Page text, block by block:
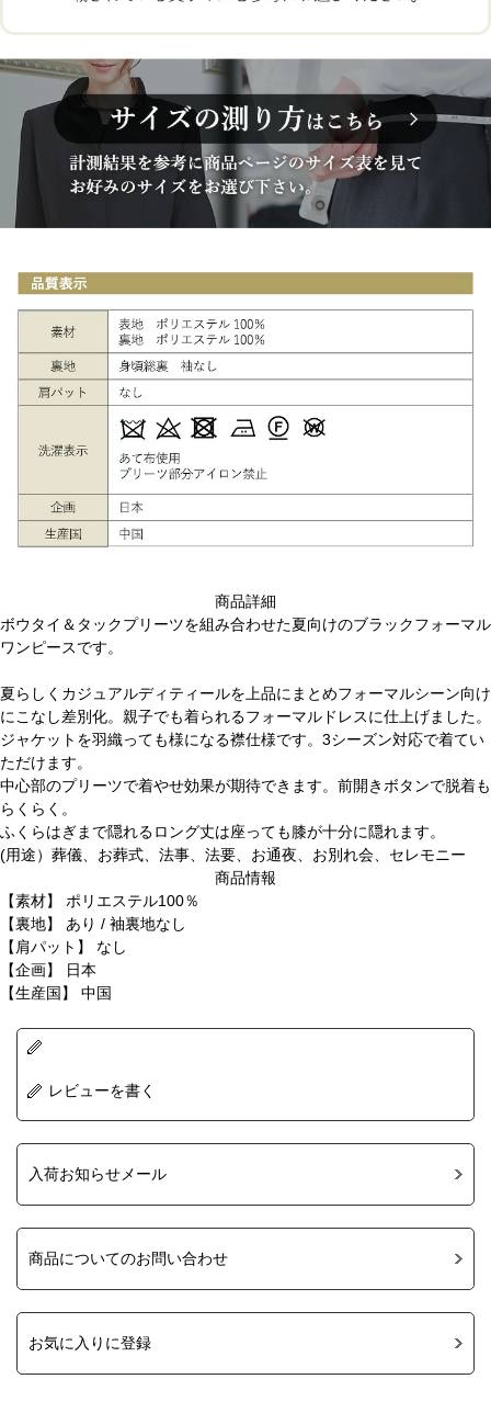
商品詳細
ボウタイ＆タックプリーツを組み合わせた夏向けのブラックフォーマル
ワンピースです。
夏らしくカジュアルディティールを上品にまとめフォーマルシーン向け
にこなし差別化。親子でも着られるフォーマルドレスに仕上げました。
ジャケットを羽織っても様になる襟仕様です。3シーズン対応で着てい
ただけます。
中心部のプリーツで着やせ効果が期待できます。前開きボタンで脱着も
らくらく。
ふくらはぎまで隠れるロング丈は座っても膝が十分に隠れます。
(用途）葬儀、お葬式、法事、法要、お通夜、お別れ会、セレモニー
商品情報
【素材】 ポリエステル100％
【裏地】 あり / 袖裏地なし
【肩パット】 なし
【企画】 日本
【生産国】 中国
レビューを書く
入荷お知らせメール
商品についてのお問い合わせ
お気に入りに登録